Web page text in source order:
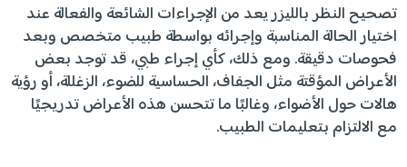
تصحيح النظر بالليزر يعد من الإجراءات الشائعة والفعالة عند
اختيار الحالة المناسبة وإجرائه بواسطة طبيب متخصص وبعد
فحوصات دقيقة. ومع ذلك، كأي إجراء طبي، قد توجد بعض
الأعراض المؤقتة مثل الجفاف، الحساسية للضوء، الزغللة، أو رؤية
هالات حول الأضواء، وغالبًا ما تتحسن هذه الأعراض تدريجيًا
مع الالتزام بتعليمات الطبيب.